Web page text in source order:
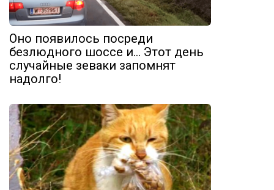
Оно появилось посреди
безлюдного шоссе и… Этот день
случайные зеваки запомнят
надолго!